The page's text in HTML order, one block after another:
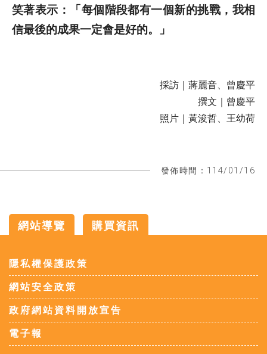
笑著表示：「每個階段都有一個新的挑戰，我相
信最後的成果一定會是好的。」
採訪｜蔣麗音、曾慶平
撰文｜曾慶平
照片｜黃浚哲、王幼荷
發佈時間：114/01/16
網站導覽
購買資訊
隱私權保護政策
網站安全政策
政府網站資料開放宣告
電子報